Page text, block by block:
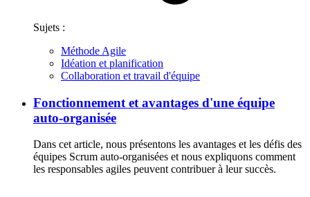
Sujets :
Méthode Agile
Idéation et planification
Collaboration et travail d'équipe
Fonctionnement et avantages d'une équipe
auto-organisée
Dans cet article, nous présentons les avantages et les défis des
équipes Scrum auto-organisées et nous expliquons comment
les responsables agiles peuvent contribuer à leur succès.